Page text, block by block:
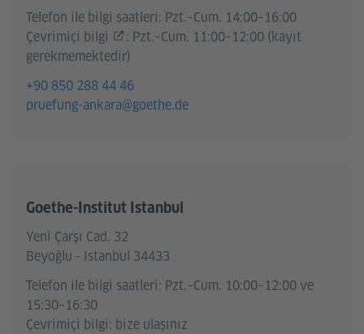
Telefon ile bilgi saatleri: Pzt.–Cum. 14:00–16:00
Çevrimiçi bilgi
: Pzt.–Cum. 11:00–12:00 (kayıt
gerekmemektedir)
+90 850 288 44 46
pruefung-ankara@goethe.de
Goethe-Institut Istanbul
Yeni Çarşı Cad. 32
Beyoğlu - Istanbul 34433
Telefon ile bilgi saatleri: Pzt.–Cum. 10:00–12:00 ve
15:30–16:30
Çevrimiçi bilgi: bize ulaşınız